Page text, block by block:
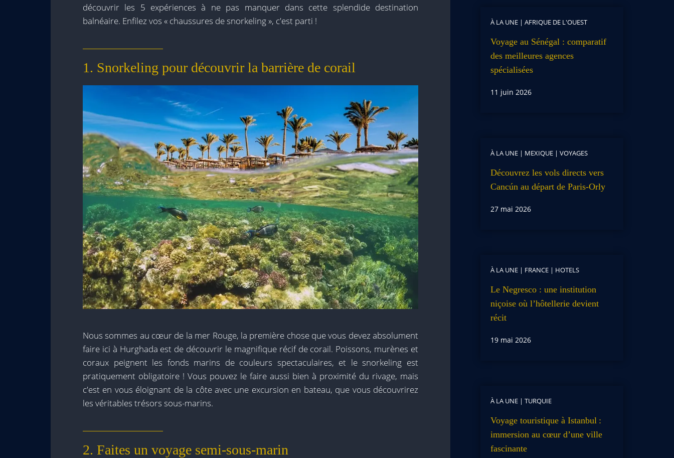
découvrir les 5 expériences à ne pas manquer dans cette splendide destination
balnéaire. Enfilez vos « chaussures de snorkeling », c'est parti !
1. Snorkeling pour découvrir la barrière de corail
Nous sommes au cœur de la mer Rouge, la première chose que vous devez absolument
faire ici à Hurghada est de découvrir le magnifique récif de corail. Poissons, murènes et
coraux peignent les fonds marins de couleurs spectaculaires, et le snorkeling est
pratiquement obligatoire ! Vous pouvez le faire aussi bien à proximité du rivage, mais
c'est en vous éloignant de la côte avec une excursion en bateau, que vous découvrirez
les véritables trésors sous-marins.
2. Faites un voyage semi-sous-marin
À LA UNE| AFRIQUE DE L'OUEST
Voyage au Sénégal : comparatif
des meilleures agences
spécialisées
11 juin 2026
À LA UNE| MEXIQUE| VOYAGES
Découvrez les vols directs vers
Cancún au départ de Paris-Orly
27 mai 2026
À LA UNE| FRANCE| HOTELS
Le Negresco : une institution
niçoise où l’hôtellerie devient
récit
19 mai 2026
À LA UNE| TURQUIE
Voyage touristique à Istanbul :
immersion au cœur d’une ville
fascinante